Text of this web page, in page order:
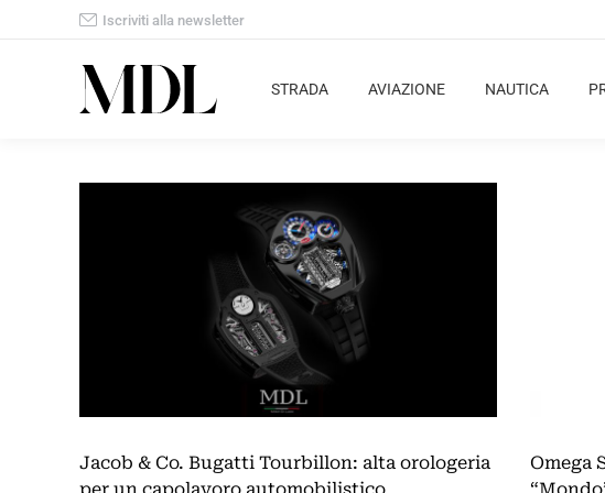
Iscriviti alla newsletter
STRADA AVIAZIONE NAUTICA
Jacob & Co. Bugatti Tourbillon: alta orologeria
Omega